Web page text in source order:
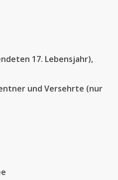
17. Lebensjahr),
und Versehrte (nur